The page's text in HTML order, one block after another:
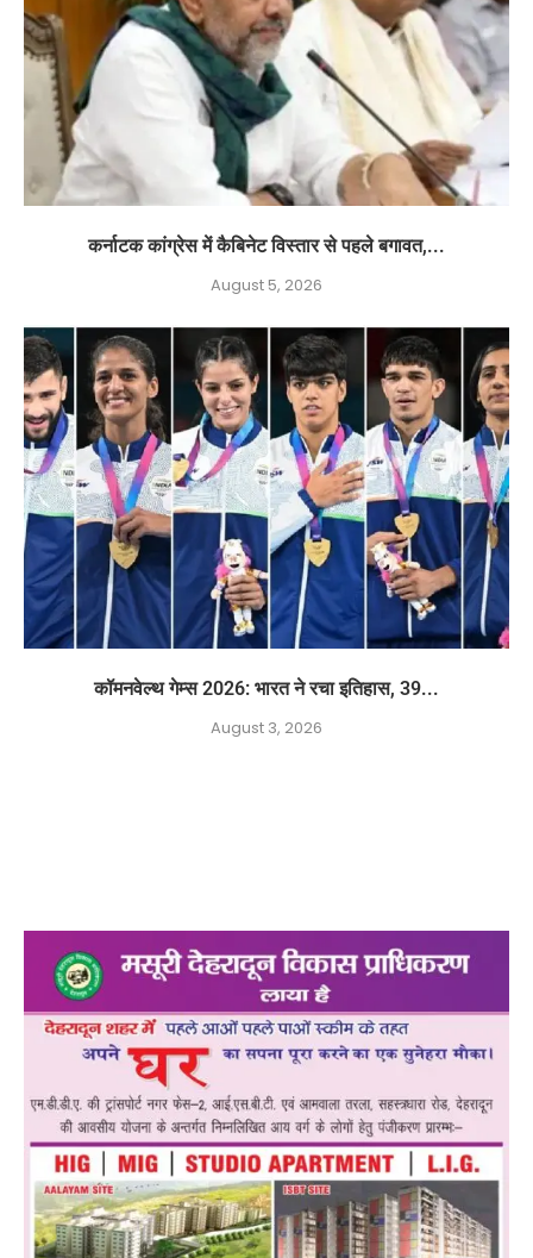
कर्नाटक कांग्रेस में कैबिनेट विस्तार से पहले बगावत,...
August 5, 2026
कॉमनवेल्थ गेम्स 2026: भारत ने रचा इतिहास, 39...
August 3, 2026